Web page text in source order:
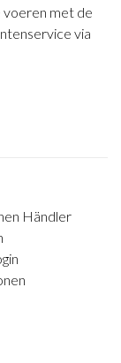
voeren met de
via
Händler